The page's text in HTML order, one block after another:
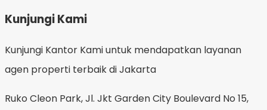
Kunjungi Kami
Kunjungi Kantor Kami untuk mendapatkan layanan
agen properti terbaik di Jakarta
Ruko Cleon Park, Jl. Jkt Garden City Boulevard No 15,